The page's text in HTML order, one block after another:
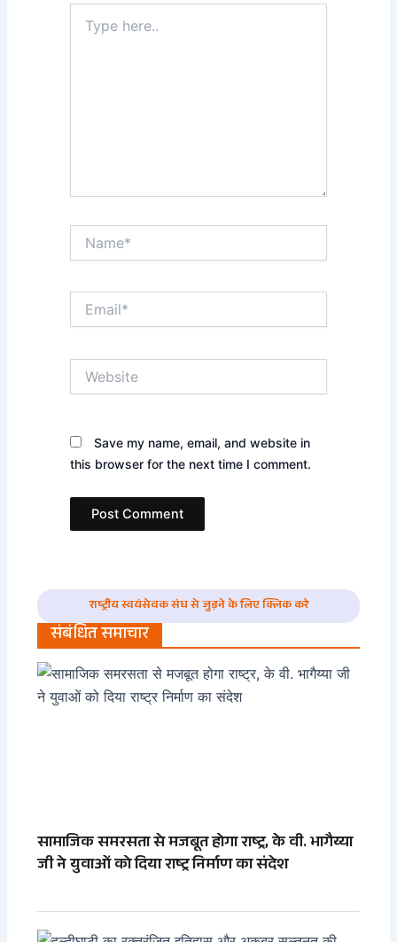
here..
Save my name, email, and website in
this browser for the next time I comment.
राष्ट्रीय स्वयंसेवक संघ से जुड़ने के लिए क्लिक करे
संबंधित समाचार
सामाजिक समरसता से मजबूत होगा राष्ट्र, के वी. भागैय्या
जी ने युवाओं को दिया राष्ट्र निर्माण का संदेश